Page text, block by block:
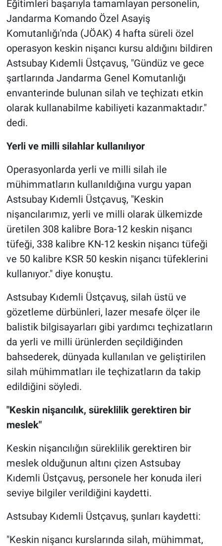
Eğitimleri başarıyla tamamlayan personelin,
Jandarma Komando Özel Asayiş
Komutanlığı'nda (JÖAK) 4 hafta süreli özel
operasyon keskin nişancı kursu aldığını bildiren
Astsubay Kıdemli Üstçavuş, "Gündüz ve gece
şartlarında Jandarma Genel Komutanlığı
envanterinde bulunan silah ve teçhizatı etkin
olarak kullanabilme kabiliyeti kazanmaktadır."
dedi.
Yerli ve milli silahlar kullanılıyor
Operasyonlarda yerli ve milli silah ile
mühimmatların kullanıldığına vurgu yapan
Astsubay Kıdemli Üstçavuş, "Keskin
nişancılarımız, yerli ve milli olarak ülkemizde
üretilen 308 kalibre Bora-12 keskin nişancı
tüfeği, 338 kalibre KN-12 keskin nişancı tüfeği
ve 50 kalibre KSR 50 keskin nişancı tüfeklerini
kullanıyor." diye konuştu.
Astsubay Kıdemli Üstçavuş, silah üstü ve
gözetleme dürbünleri, lazer mesafe ölçer ile
balistik bilgisayarları gibi yardımcı teçhizatların
da yerli ve milli ürünlerden seçildiğinden
bahsederek, dünyada kullanılan ve geliştirilen
silah mühimmatları ile teçhizatların da takip
edildiğini söyledi.
"Keskin nişancılık, süreklilik gerektiren bir
meslek"
Keskin nişancılığın süreklilik gerektiren bir
meslek olduğunun altını çizen Astsubay
Kıdemli Üstçavuş, personele her konuda ileri
seviye bilgiler verildiğini kaydetti.
Astsubay Kıdemli Üstçavuş, şunları kaydetti:
"Keskin nişancı kurslarında silah, mühimmat,